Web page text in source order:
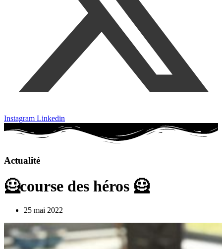
Instagram Linkedin
Actualité
🦸course des héros 🦸
25 mai 2022